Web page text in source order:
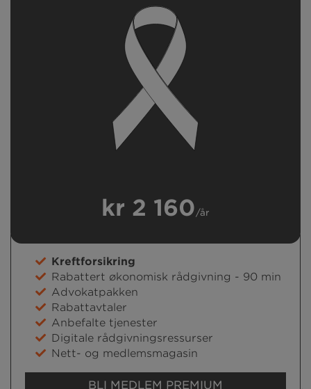
kr 2 160 /år
Kreftforsikring
Rabattert økonomisk rådgivning - 90 min
Advokatpakken
Rabattavtaler
Anbefalte tjenester
Digitale rådgivningsressurser
Nett- og medlemsmagasin
BLI MEDLEM PREMIUM